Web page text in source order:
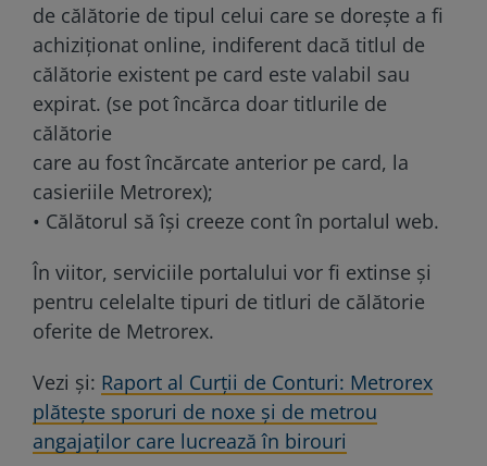
de călătorie de tipul celui care se dorește a fi
achiziționat online, indiferent dacă titlul de
călătorie existent pe card este valabil sau
expirat. (se pot încărca doar titlurile de
călătorie
care au fost încărcate anterior pe card, la
casieriile Metrorex);
• Călătorul să își creeze cont în portalul web.
În viitor, serviciile portalului vor fi extinse şi
pentru celelalte tipuri de titluri de călătorie
oferite de Metrorex.
Vezi și: Raport al Curții de Conturi: Metrorex
plătește sporuri de noxe și de metrou
angajaților care lucrează în birouri